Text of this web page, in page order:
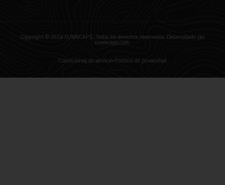
Copyright © 2024 SUMKCAPS, Todos los derechos reservados. Desarrollado por
sumkcaps.com.
Condiciones de servicio Política de privacidad